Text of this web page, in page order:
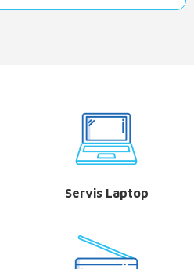
Servis Laptop